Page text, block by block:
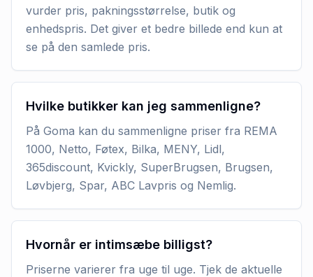
vurder pris, pakningsstørrelse, butik og
enhedspris. Det giver et bedre billede end kun at
se på den samlede pris.
Hvilke butikker kan jeg sammenligne?
På Goma kan du sammenligne priser fra REMA
1000, Netto, Føtex, Bilka, MENY, Lidl,
365discount, Kvickly, SuperBrugsen, Brugsen,
Løvbjerg, Spar, ABC Lavpris og Nemlig.
Hvornår er intimsæbe billigst?
Priserne varierer fra uge til uge. Tjek de aktuelle